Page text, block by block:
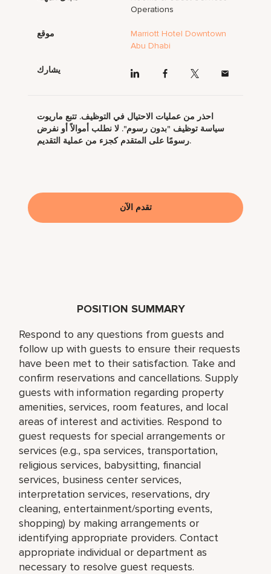
POSITION SUMMARY
Respond to any questions from guests and
follow up with guests to ensure their requests
have been met to their satisfaction. Take and
confirm reservations and cancellations. Supply
guests with information regarding property
amenities, services, room features, and local
areas of interest and activities. Respond to
guest requests for special arrangements or
services (e.g., spa services, transportation,
religious services, babysitting, financial
services, business center services,
interpretation services, reservations, dry
cleaning, entertainment/sporting events,
shopping) by making arrangements or
identifying appropriate providers. Contact
appropriate individual or department as
necessary to resolve guest requests.
Operations
موقع
Marriott Hotel Downtown
Abu Dhabi
يشارك
احذر من عمليات الاحتيال في التوظيف. تتبع ماريوت
سياسة توظيف "بدون رسوم". لا نطلب أموالاً أو نفرض
رسومًا على المتقدم كجزء من عملية التقديم.
تقدم الآن